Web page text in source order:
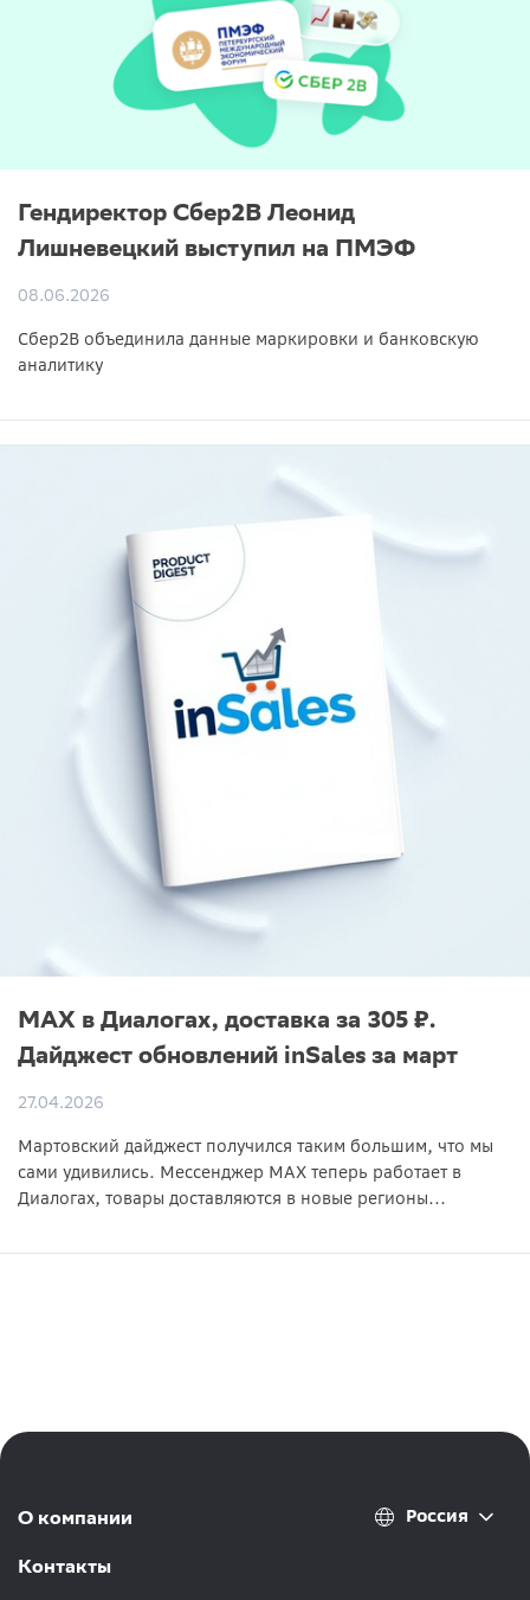
Гендиректор Сбер2B Леонид
Лишневецкий выступил на ПМЭФ
08.06.2026
Сбер2B объединила данные маркировки и банковскую
аналитику
MAX в Диалогах, доставка за 305 ₽.
Дайджест обновлений inSales за март
27.04.2026
Мартовский дайджест получился таким большим, что мы
сами удивились. Мессенджер MAX теперь работает в
Диалогах, товары доставляются в новые регионы...
О компании
Контакты
Россия